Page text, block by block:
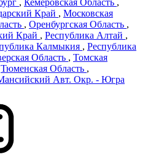
Край , Московская
, Оренбургская Область ,
Край , Республика Алтай ,
Калмыкия , Республика
Область , Томская
Тюменская Область ,
Авт. Окр. - Югра